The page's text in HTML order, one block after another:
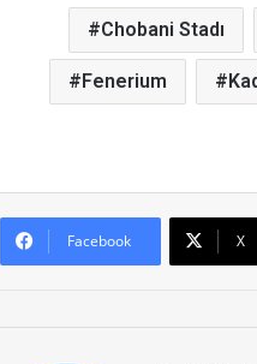
Chobani Stadı
Fenerium
Facebook X